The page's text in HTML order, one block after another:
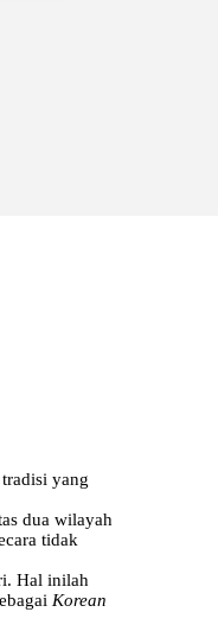
yang
dua wilayah
tidak
Hal inilah
Korean